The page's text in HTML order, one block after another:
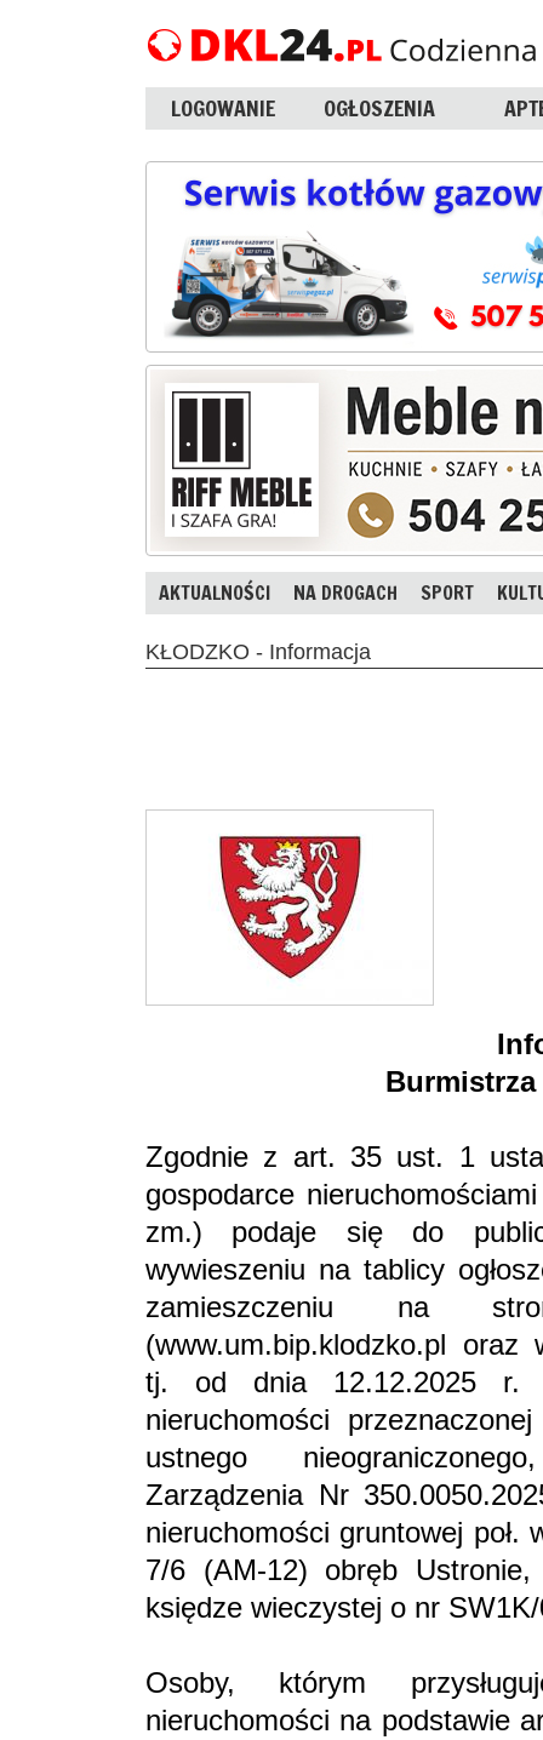
LOGOWANIE OGŁOSZENIA
AKTUALNOŚCI NA DROGACH SPORT
KŁODZKO - Informacja
Burmistrza
Zgodnie z art. 35 ust. 1
gospodarce
zm.) podaje się do
wywieszeniu na tablicy
zamieszczeniu na
(www.um.bip.klodzko.pl
tj. od dnia 12.12.2025 r.
nieruchomości
ustnego
Zarządzenia Nr
nieruchomości gruntowej poł.
7/6 (AM-12) obręb
księdze wieczystej o nr
Osoby, którym
nieruchomości na podstawie